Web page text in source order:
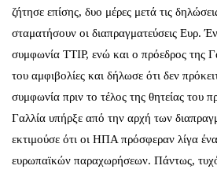
ζήτησε επίσης, δυο μέρες μετά τις
σταματήσουν οι διαπραγματεύσεις Ευρ.
συμφωνία ΤΤΙΡ, ενώ και ο πρόεδρος της
του αμφιβολίες και δήλωσε ότι δεν
συμφωνία πριν το τέλος της θητείας
Γαλλία υπήρξε από την αρχή των
εκτιμούσε ότι οι ΗΠΑ πρόσφεραν λίγα
ευρωπαϊκών παραχωρήσεων. Πάντως,